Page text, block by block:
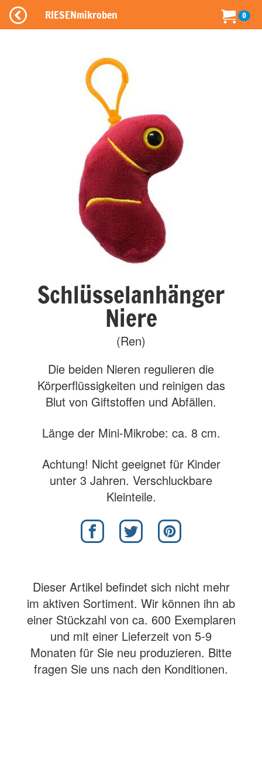
RIESENmikroben 0
Schlüsselanhänger
Niere
(Ren)
Die beiden Nieren regulieren die
Körperflüssigkeiten und reinigen das
Blut von Giftstoffen und Abfällen.
Länge der Mini-Mikrobe: ca. 8 cm.
Achtung! Nicht geeignet für Kinder
unter 3 Jahren. Verschluckbare
Kleinteile.
Dieser Artikel befindet sich nicht mehr
im aktiven Sortiment. Wir können ihn ab
einer Stückzahl von ca. 600 Exemplaren
und mit einer Lieferzeit von 5-9
Monaten für Sie neu produzieren. Bitte
fragen Sie uns nach den Konditionen.